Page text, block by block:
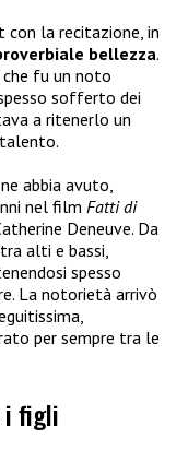
con la recitazione, in
bellezza.
fu un noto
sofferto dei
a ritenerlo un
abbia avuto,
nel film Fatti di
Deneuve. Da
alti e bassi,
spesso
La notorietà arrivò
per sempre tra le
i figli